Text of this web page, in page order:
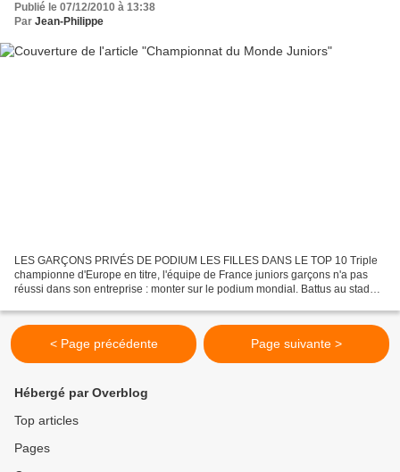
Publié le 07/12/2010 à 13:38
Par Jean-Philippe
LES GARÇONS PRIVÉS DE PODIUM LES FILLES DANS LE TOP 10 Triple
championne d'Europe en titre, l'équipe de France juniors garçons n'a pas
réussi dans son entreprise : monter sur le podium mondial. Battus au stade
< Page précédente Page suivante >
Hébergé par Overblog
Top articles
Pages